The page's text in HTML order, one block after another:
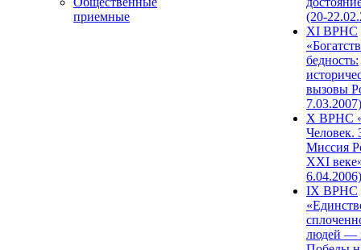
приемные
(20-
XI ВРНС
бедность:
вызовы
7.03.2007)
X ВРНС
Человек.
Миссия
XXI
6.04.2006)
IX ВРНС
людей —